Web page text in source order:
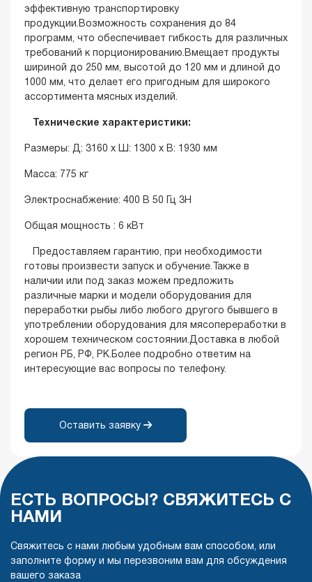
эффективную транспортировку
продукции.Возможность сохранения до 84
программ, что обеспечивает гибкость для различных
требований к порционированию. Вмещает продукты
шириной до 250 мм, высотой до 120 мм и длиной до
1000 мм, что делает его пригодным для широкого
ассортимента мясных изделий.
Технические характеристики:
Размеры: Д: 3160 x Ш: 1300 x В: 1930 мм
Масса: 775 кг
Электроснабжение: 400 В 50 Гц 3Н
Общая мощность : 6 кВт
Предоставляем гарантию, при необходимости
готовы произвести запуск и обучение.Также в
наличии или под заказ можем предложить
различные марки и модели оборудования для
переработки рыбы либо любого другого бывшего в
употреблении оборудования для мясопереработки в
хорошем техническом состоянии.Доставка в любой
регион РБ, РФ, РК.Более подробно ответим на
интересующие вас вопросы по телефону.
Оставить заявку
ЕСТЬ ВОПРОСЫ? СВЯЖИТЕСЬ С
НАМИ
Свяжитесь с нами любым удобным вам способом, или
заполните форму и мы перезвоним вам для обсуждения
вашего заказа